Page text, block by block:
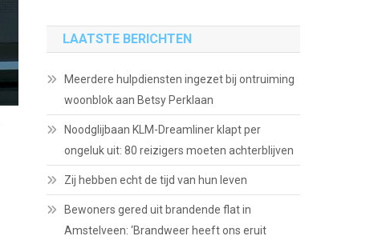
LAATSTE BERICHTEN
Meerdere hulpdiensten ingezet bij ontruiming
woonblok aan Betsy Perklaan
Noodglijbaan KLM-Dreamliner klapt per
ongeluk uit: 80 reizigers moeten achterblijven
Zij hebben echt de tijd van hun leven
Bewoners gered uit brandende flat in
Amstelveen: ‘Brandweer heeft ons eruit